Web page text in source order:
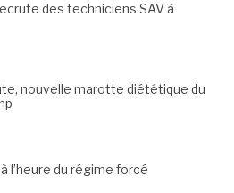
des techniciens SAV à
nouvelle marotte diététique du
l’heure du régime forcé